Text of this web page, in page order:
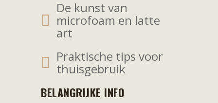
De kunst van
microfoam en latte
art
Praktische tips voor
thuisgebruik
BELANGRIJKE INFO